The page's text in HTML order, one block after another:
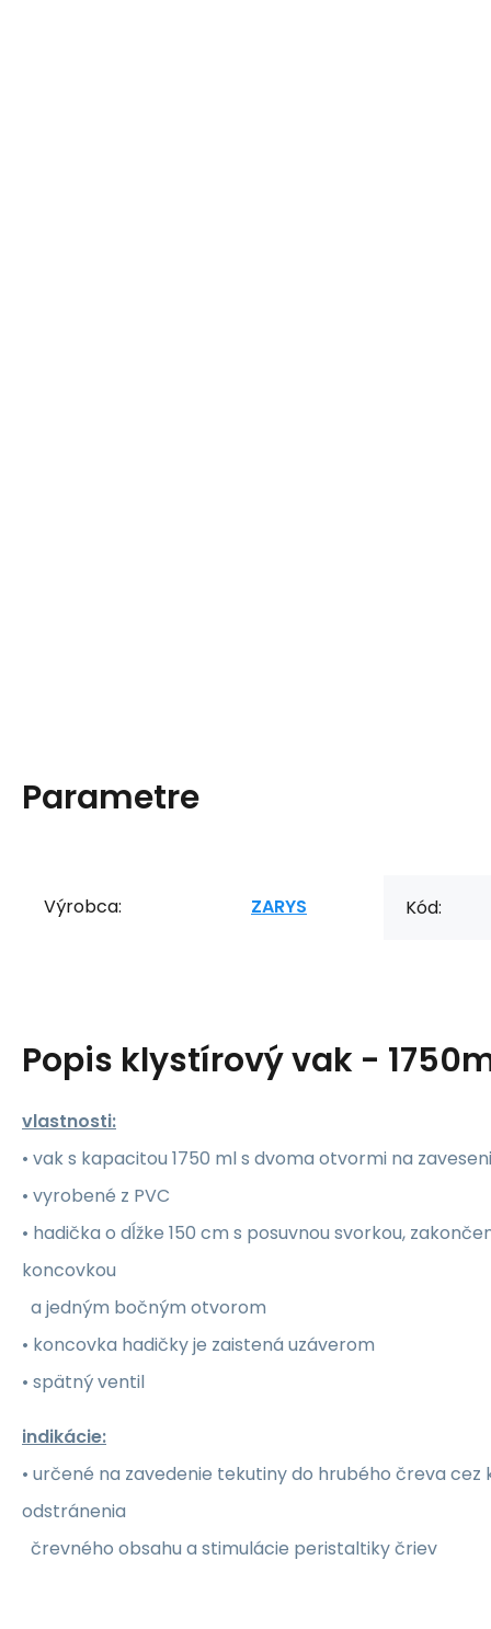
Parametre
Výrobca: ZARYS Kód:
Popis klystírový vak -
vlastnosti:
• vak s kapacitou 1750 ml s dvoma otvormi na
• vyrobené z PVC
• hadička o dĺžke 150 cm s posuvnou svorkou,
koncovkou
a jedným bočným otvorom
• koncovka hadičky je zaistená uzáverom
• spätný ventil
indikácie:
• určené na zavedenie tekutiny do hrubého čreva
odstránenia
črevného obsahu a stimulácie peristaltiky čriev